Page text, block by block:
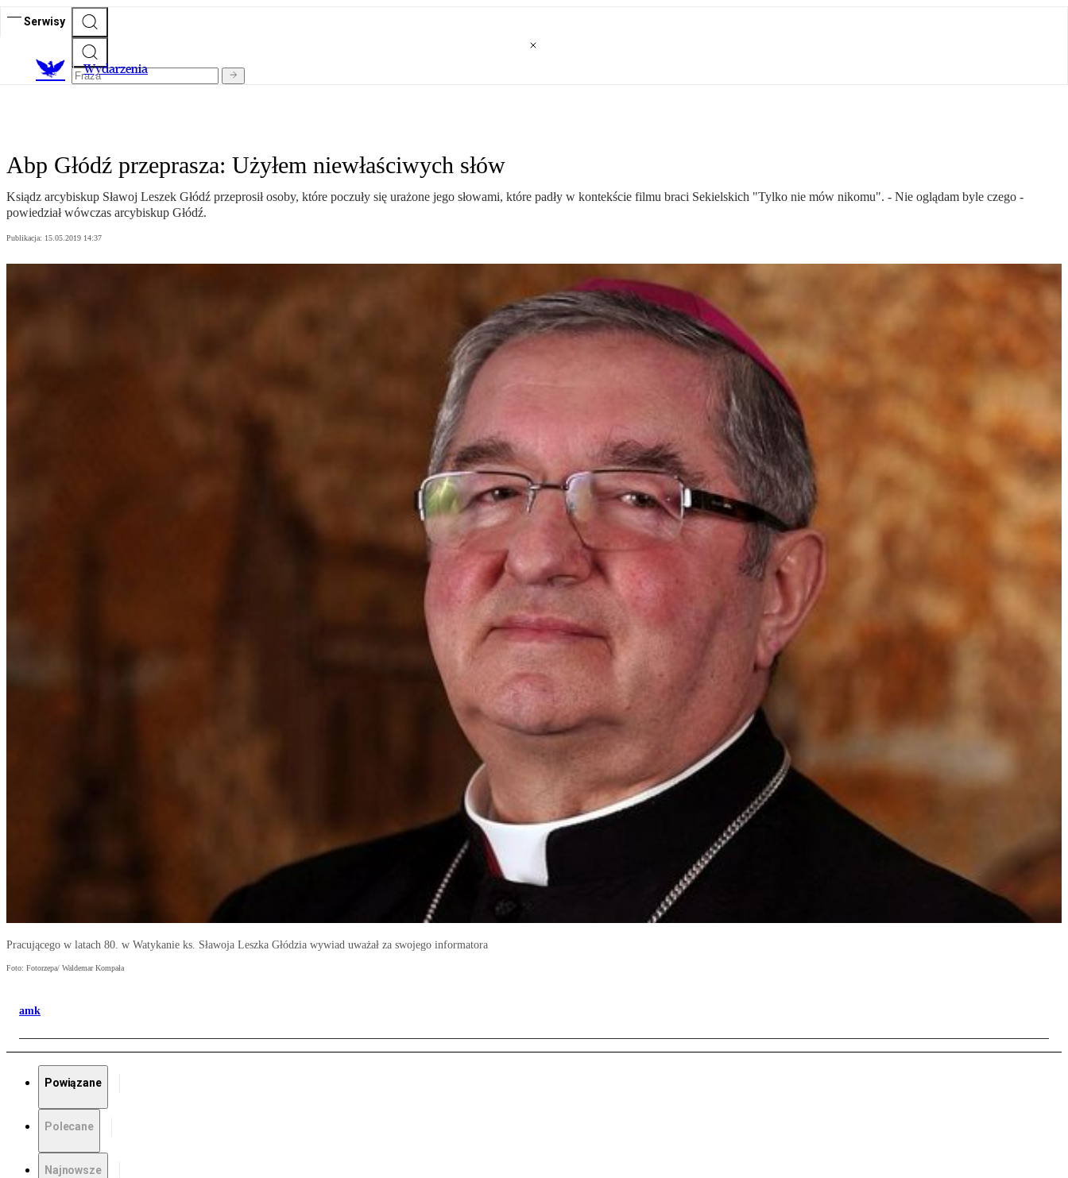
Serwisy
Wydarzenia
Abp Głódź przeprasza: Użyłem niewłaściwych słów
Ksiądz arcybiskup Sławoj Leszek Głódź przeprosił osoby, które poczuły się urażone jego słowami, które padły w kontekście filmu braci Sekielskich "Tylko nie mów nikomu". - Nie oglądam byle czego -
powiedział wówczas arcybiskup Głódź.
Publikacja: 15.05.2019 14:37
Pracującego w latach 80. w Watykanie ks. Sławoja Leszka Głódzia wywiad uważał za swojego informatora
Foto: Fotorzepa/ Waldemar Kompała
amk
Powiązane
Polecane
Najnowsze